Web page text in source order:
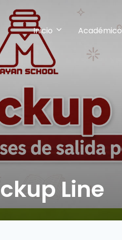
Inicio Académico
Line